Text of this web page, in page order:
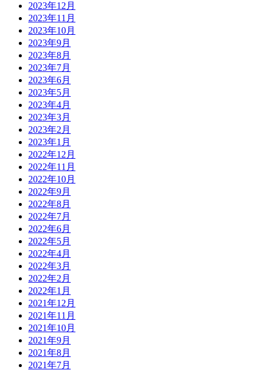
2023年12月
2023年11月
2023年10月
2023年9月
2023年8月
2023年7月
2023年6月
2023年5月
2023年4月
2023年3月
2023年2月
2023年1月
2022年12月
2022年11月
2022年10月
2022年9月
2022年8月
2022年7月
2022年6月
2022年5月
2022年4月
2022年3月
2022年2月
2022年1月
2021年12月
2021年11月
2021年10月
2021年9月
2021年8月
2021年7月